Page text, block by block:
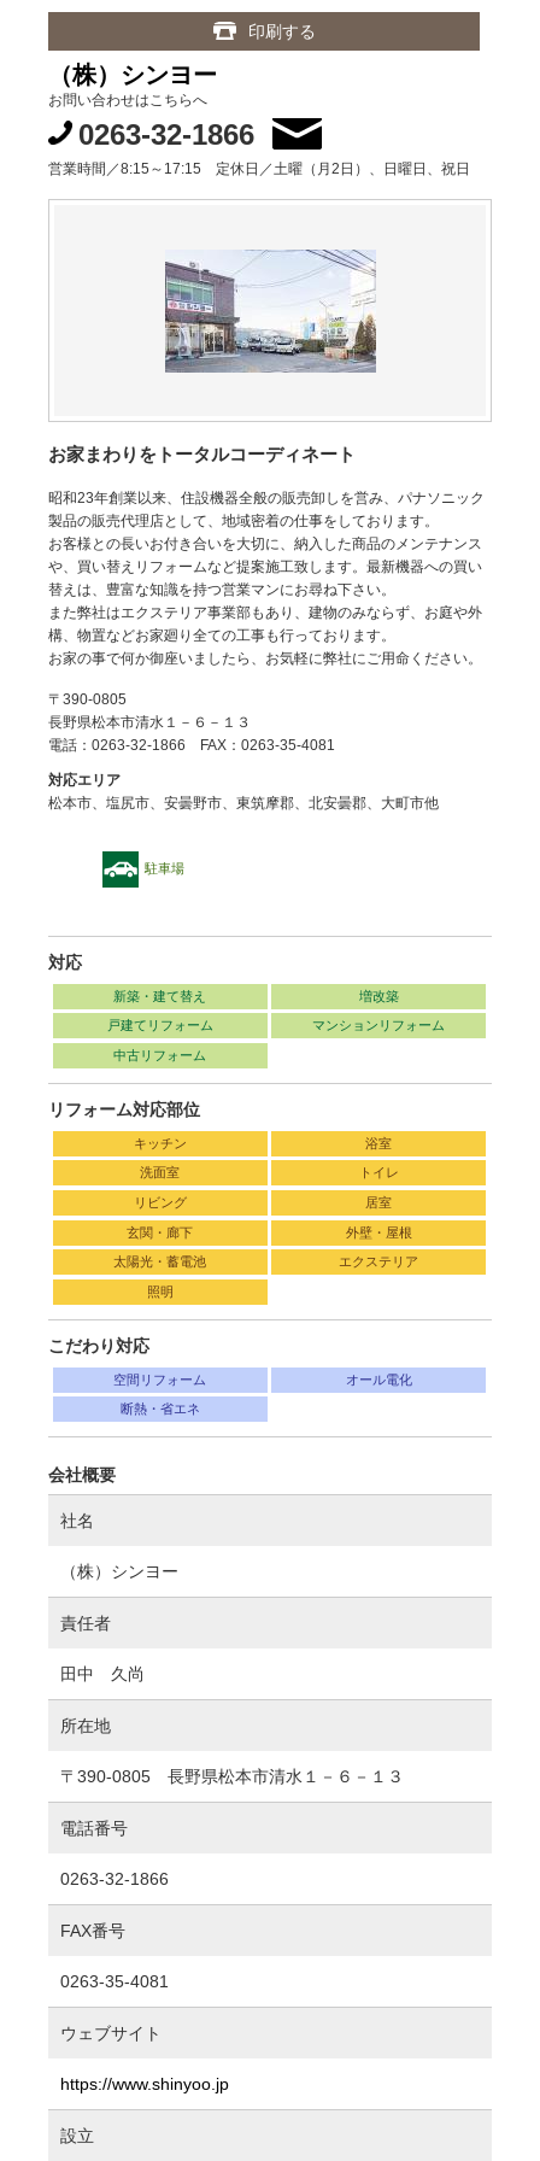
（株）シンヨー
お問い合わせはこちらへ
0263-32-1866
営業時間／8:15～17:15 定休日／土曜（月2日）、日曜日、祝日
お家まわりをトータルコーディネート
昭和23年創業以来、住設機器全般の販売卸しを営み、パナソニック
製品の販売代理店として、地域密着の仕事をしております。
お客様との長いお付き合いを大切に、納入した商品のメンテナンス
や、買い替えリフォームなど提案施工致します。最新機器への買い
替えは、豊富な知識を持つ営業マンにお尋ね下さい。
また弊社はエクステリア事業部もあり、建物のみならず、お庭や外
構、物置などお家廻り全ての工事も行っております。
お家の事で何か御座いましたら、お気軽に弊社にご用命ください。
〒390-0805
長野県松本市清水１－６－１３
電話：0263-32-1866 FAX：0263-35-4081
対応エリア
松本市、塩尻市、安曇野市、東筑摩郡、北安曇郡、大町市他
駐車場
対応
新築・建て替え 増改築
戸建てリフォーム マンションリフォーム
中古リフォーム
リフォーム対応部位
キッチン 浴室
洗面室 トイレ
リビング 居室
玄関・廊下 外壁・屋根
太陽光・蓄電池 エクステリア
照明
こだわり対応
空間リフォーム オール電化
断熱・省エネ
会社概要
社名
（株）シンヨー
責任者
田中 久尚
所在地
〒390-0805 長野県松本市清水１－６－１３
電話番号
0263-32-1866
FAX番号
0263-35-4081
ウェブサイト
https://www.shinyoo.jp
設立
印刷する